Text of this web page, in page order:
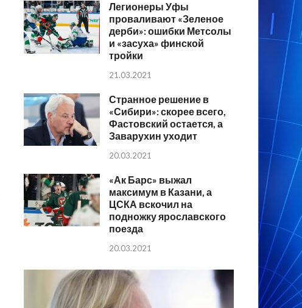
Легионеры Уфы
проваливают «Зеленое
дерби»: ошибки Метсолы
и «засуха» финской
тройки
21.03.2021
Странное решение в
«Сибири»: скорее всего,
Фастовский остается, а
Заварухин уходит
20.03.2021
«Ак Барс» выжал
максимум в Казани, а
ЦСКА вскочил на
подножку ярославского
поезда
20.03.2021